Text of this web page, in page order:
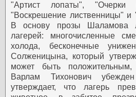
"Артист лопаты", "Очерки
"Воскрешение лиственницы" и
В основу прозы Шаламова
лагерей: многочисленные
холода, бесконечные
Солженицына, который
может быть положительным,
Варлам Тихонович
утверждает, что лагерь